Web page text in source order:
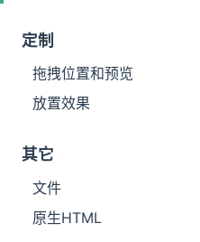
定制
拖拽位置和预览
放置效果
其它
文件
原生HTML